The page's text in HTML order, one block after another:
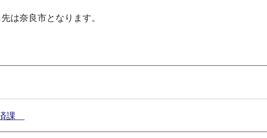
は奈良市となります。
課